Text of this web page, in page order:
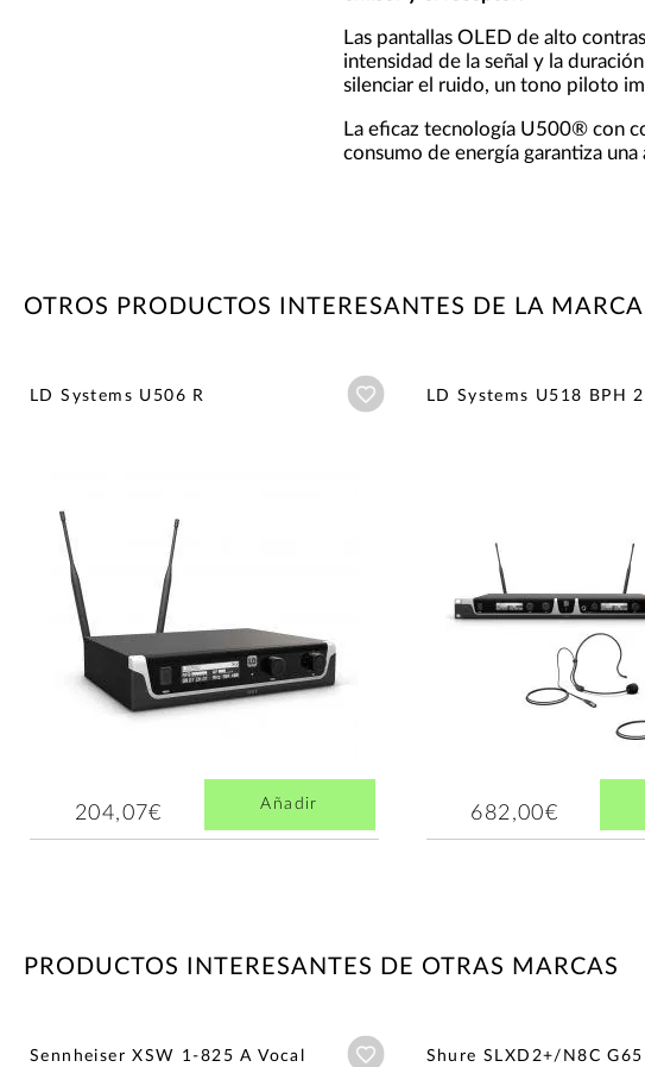
Las pantallas OLED de alto
intensidad de la señal y la
silenciar el ruido, un tono piloto
La eficaz tecnología U500® con
consumo de energía garantiza
OTROS PRODUCTOS INTERESANTES DE LA
LD Systems U506 R Añadir a wishlist
204,07€ Añadir
LD Systems U518 BPH 2
682,00€
PRODUCTOS INTERESANTES DE OTRAS MARCAS
Sennheiser XSW 1-825 A Vocal
Añadir a wishlist
Shure SLXD2+/N8C G65